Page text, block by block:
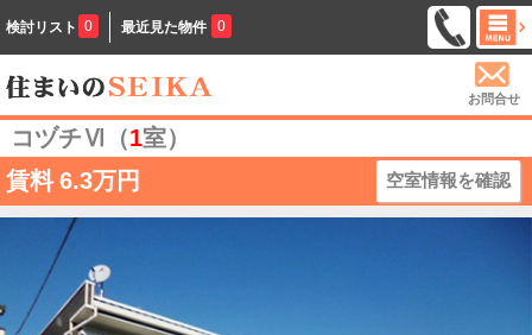
検討リスト 0 最近見た物件 0
お問合せ
コヅチⅥ（1室）
賃料 6.3万円 空室情報を確認